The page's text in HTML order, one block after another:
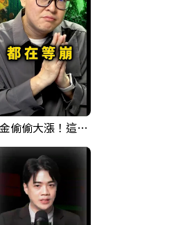
黃金偷偷大漲！這才是決定台股生死的「真風向球」！｜Mr.Jimmy高志銘 #黃金 #美元指數 #聯準會